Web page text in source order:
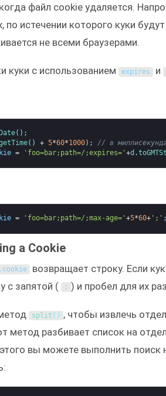
файл cookie удаляется.
по истечении которого куки
не всеми браузерами.
куки с использованием expires и
Date( ) ;
( ) + 5*60*1000) ;
// в
= 'foo=bar;path=/;expires=' +d .
= 'foo=bar;path=/;max-age=' +5*60+';'
a Cookie
. cookie возвращает строку. Если
с запятой (
; ) и пробел для их
split ( ) , чтобы извлечь
метод разбивает список на
вы можете выполнить поиск